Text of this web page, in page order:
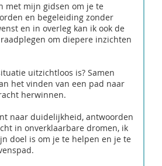
met mijn gidsen om je te
en begeleiding zonder
en in overleg kan ik ook de
om diepere inzichten
uitzichtloos is? Samen
het vinden van een pad naar
herwinnen.
naar duidelijkheid, antwoorden
in onverklaarbare dromen, ik
doel is om je te helpen en je te